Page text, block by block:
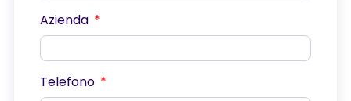
Azienda
Telefono